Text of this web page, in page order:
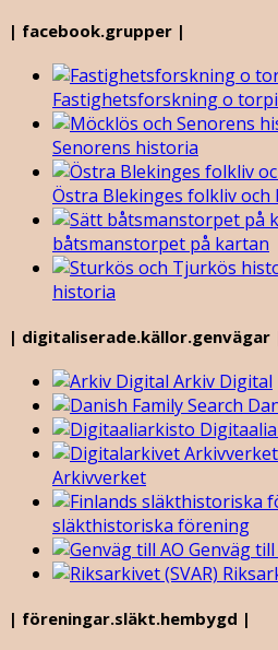
| facebook.grupper |
Fastighetsforskning o
Senorens historia
Östra Blekinges folkliv
båtsmanstorpet på kartan
historia
| digitaliserade.källor.genvägar
Arkiv Digital
Arkivverket
släkthistoriska förening
Genväg till
| föreningar.släkt.hembygd |